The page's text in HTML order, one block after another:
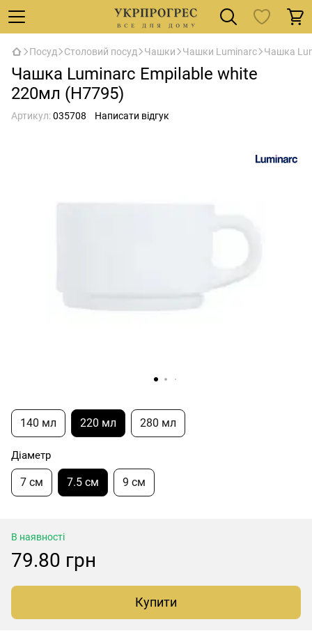
Посуд Столовий посуд Чашки Чашки Luminarc Чашка
Чашка Luminarc Empilable white
220мл (H7795)
Артикул:035708 Написати відгук
140 мл 220 мл 280 мл
Діаметр
7 см 7.5 см 9 см
В наявності
79.80 грн
Купити